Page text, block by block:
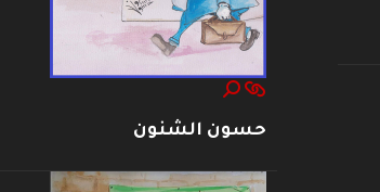
حسون الشنون